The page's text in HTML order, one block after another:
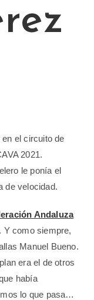
el circuito de
2021.
le ponía el
de velocidad.
Andaluza
. Y como siempre,
Manuel Bueno.
era el de otros
había
lo que pasa…